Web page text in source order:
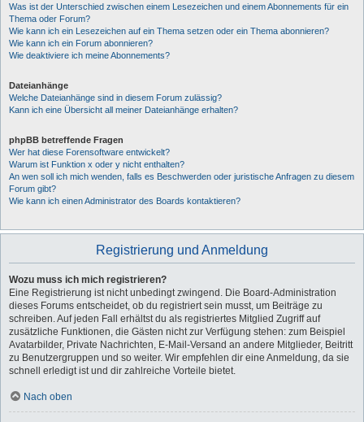
Was ist der Unterschied zwischen einem Lesezeichen und einem Abonnements für ein
Thema oder Forum?
Wie kann ich ein Lesezeichen auf ein Thema setzen oder ein Thema abonnieren?
Wie kann ich ein Forum abonnieren?
Wie deaktiviere ich meine Abonnements?
Dateianhänge
Welche Dateianhänge sind in diesem Forum zulässig?
Kann ich eine Übersicht all meiner Dateianhänge erhalten?
phpBB betreffende Fragen
Wer hat diese Forensoftware entwickelt?
Warum ist Funktion x oder y nicht enthalten?
An wen soll ich mich wenden, falls es Beschwerden oder juristische Anfragen zu diesem
Forum gibt?
Wie kann ich einen Administrator des Boards kontaktieren?
Registrierung und Anmeldung
Wozu muss ich mich registrieren?
Eine Registrierung ist nicht unbedingt zwingend. Die Board-Administration
dieses Forums entscheidet, ob du registriert sein musst, um Beiträge zu
schreiben. Auf jeden Fall erhältst du als registriertes Mitglied Zugriff auf
zusätzliche Funktionen, die Gästen nicht zur Verfügung stehen: zum Beispiel
Avatarbilder, Private Nachrichten, E-Mail-Versand an andere Mitglieder, Beitritt
zu Benutzergruppen und so weiter. Wir empfehlen dir eine Anmeldung, da sie
schnell erledigt ist und dir zahlreiche Vorteile bietet.
Nach oben